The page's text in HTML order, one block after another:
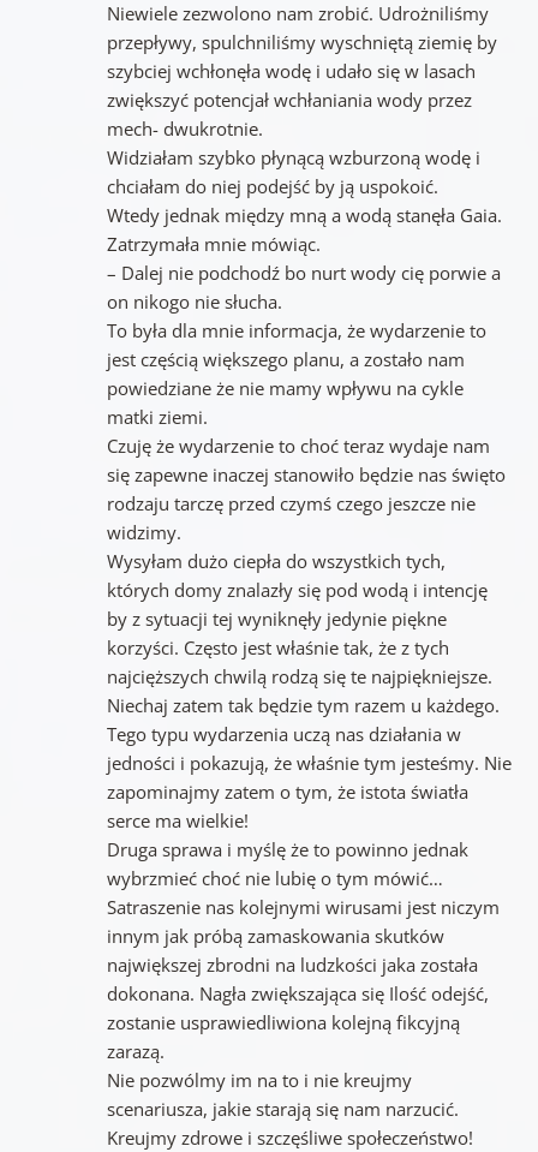
Niewiele zezwolono nam zrobić. Udrożniliśmy
przepływy, spulchniliśmy wyschniętą ziemię by
szybciej wchłonęła wodę i udało się w lasach
zwiększyć potencjał wchłaniania wody przez
mech- dwukrotnie.
Widziałam szybko płynącą wzburzoną wodę i
chciałam do niej podejść by ją uspokoić.
Wtedy jednak między mną a wodą stanęła Gaia.
Zatrzymała mnie mówiąc.
– Dalej nie podchodź bo nurt wody cię porwie a
on nikogo nie słucha.
To była dla mnie informacja, że wydarzenie to
jest częścią większego planu, a zostało nam
powiedziane że nie mamy wpływu na cykle
matki ziemi.
Czuję że wydarzenie to choć teraz wydaje nam
się zapewne inaczej stanowiło będzie nas święto
rodzaju tarczę przed czymś czego jeszcze nie
widzimy.
Wysyłam dużo ciepła do wszystkich tych,
których domy znalazły się pod wodą i intencję
by z sytuacji tej wyniknęły jedynie piękne
korzyści. Często jest właśnie tak, że z tych
najcięższych chwilą rodzą się te najpiękniejsze.
Niechaj zatem tak będzie tym razem u każdego.
Tego typu wydarzenia uczą nas działania w
jedności i pokazują, że właśnie tym jesteśmy. Nie
zapominajmy zatem o tym, że istota światła
serce ma wielkie!
Druga sprawa i myślę że to powinno jednak
wybrzmieć choć nie lubię o tym mówić…
Satraszenie nas kolejnymi wirusami jest niczym
innym jak próbą zamaskowania skutków
największej zbrodni na ludzkości jaka została
dokonana. Nagła zwiększająca się Ilość odejść,
zostanie usprawiedliwiona kolejną fikcyjną
zarazą.
Nie pozwólmy im na to i nie kreujmy
scenariusza, jakie starają się nam narzucić.
Kreujmy zdrowe i szczęśliwe społeczeństwo!